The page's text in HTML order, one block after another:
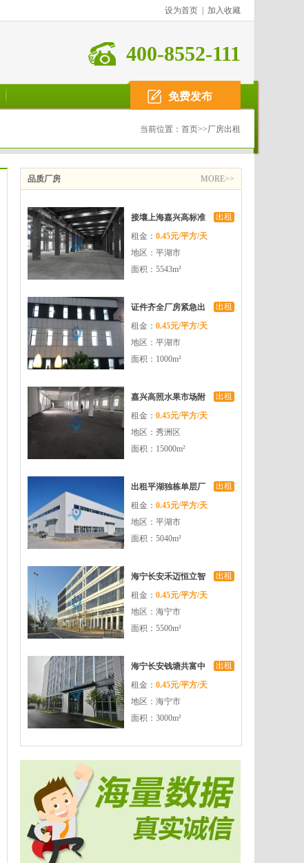
设为首页 加入收藏
400-8552-111
免费发布
当前位置： 首页>>厂房出租
品质厂房 MORE>>
接壤上海嘉兴高标准
国资厂房招商
出租
租金： 0.45元/平方/天
地区：平湖市
面积：5543m²
证件齐全厂房紧急出
租无中介费
出租
租金： 0.45元/平方/天
地区：平湖市
面积：1000m²
嘉兴高照水果市场附
近10000平米不要求税
收的厂房出租
出租
租金： 0.45元/平方/天
地区：秀洲区
面积：15000m²
出租平湖独栋单层厂
房5040平方米高9米可
装行车
出租
租金： 0.45元/平方/天
地区：平湖市
面积：5040m²
海宁长安禾迈恒立智
造中心厂房面积大交
通便利
出租
租金： 0.45元/平方/天
地区：海宁市
面积：5500m²
海宁长安钱塘共富中
心园区配套完善交通
便利
出租
租金： 0.45元/平方/天
地区：海宁市
面积：3000m²